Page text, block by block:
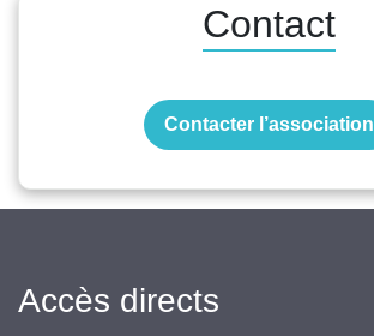
Contact
Contacter l’association
Accès directs